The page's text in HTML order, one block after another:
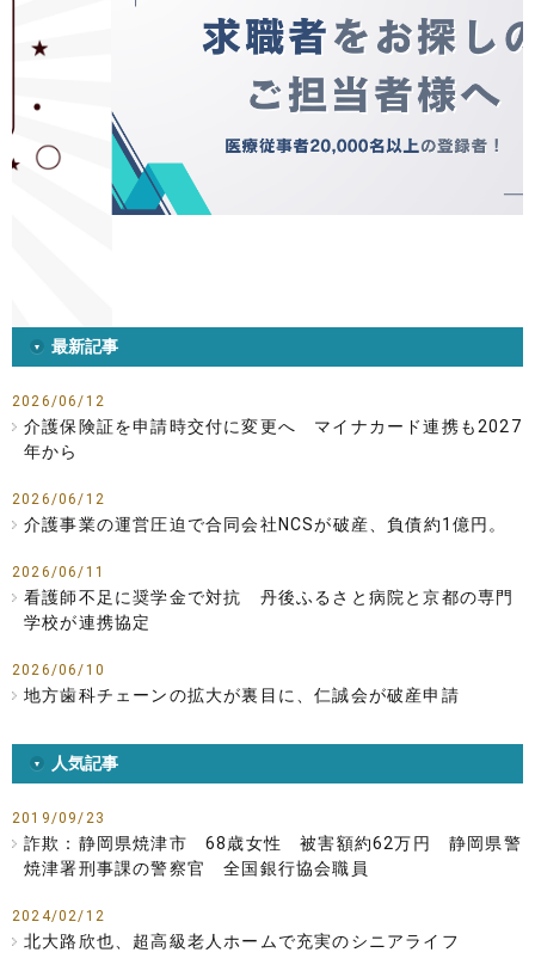
最新記事
2026/06/12
介護保険証を申請時交付に変更へ マイナカード連携も2027
年から
2026/06/12
介護事業の運営圧迫で合同会社NCSが破産、負債約1億円。
2026/06/11
看護師不足に奨学金で対抗 丹後ふるさと病院と京都の専門
学校が連携協定
2026/06/10
地方歯科チェーンの拡大が裏目に、仁誠会が破産申請
人気記事
2019/09/23
詐欺：静岡県焼津市 68歳女性 被害額約62万円 静岡県警
焼津署刑事課の警察官 全国銀行協会職員
2024/02/12
北大路欣也、超高級老人ホームで充実のシニアライフ